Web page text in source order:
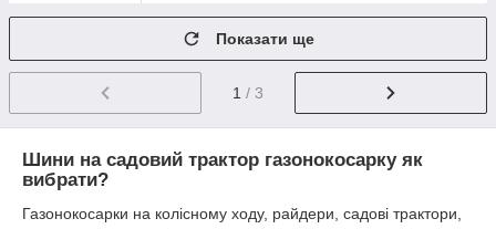
Показати ще
1 / 3
Шини на садовий трактор газонокосарку як
вибрати?
Газонокосарки на колісному ходу, райдери, садові трактори,